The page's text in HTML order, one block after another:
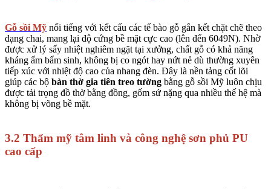
Gỗ sồi Mỹ nổi tiếng với kết cấu các tế bào gỗ gắn kết chặt chẽ theo
dạng chai, mang lại độ cứng bề mặt cực cao (lên đến 6049N). Nhờ
được xử lý sấy nhiệt nghiêm ngặt tại xưởng, chất gỗ có khả năng
kháng ẩm bẩm sinh, không bị co ngót hay nứt nẻ dù thường xuyên
tiếp xúc với nhiệt độ cao của nhang đèn. Đây là nền tảng cốt lõi
giúp các bộ bàn thờ gia tiên treo tường bằng gỗ sồi Mỹ luôn chịu
được tải trọng đồ thờ bằng đồng, gốm sứ nặng qua nhiều thế hệ mà
không bị võng bề mặt.
3.2 Thẩm mỹ tâm linh và công nghệ sơn phủ PU
cao cấp